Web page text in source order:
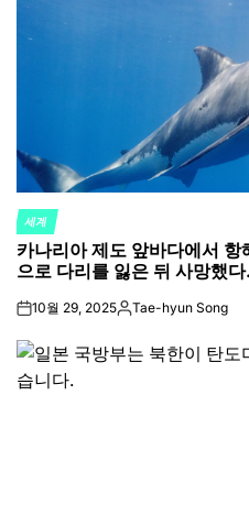
POSTED
IN
세계
카나리아 제도 앞바다에서
으로 다리를 잃은 뒤 사망했다.
on10월 29, 2025Posted
Tae-hyun Song